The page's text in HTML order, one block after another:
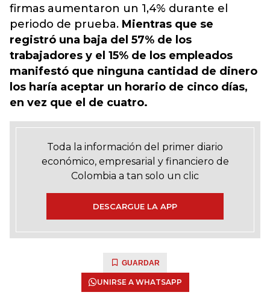
firmas aumentaron un 1,4% durante el
periodo de prueba. Mientras que se
registró una baja del 57% de los
trabajadores y el 15% de los empleados
manifestó que ninguna cantidad de dinero
los haría aceptar un horario de cinco días,
en vez que el de cuatro.
Toda la información del primer diario
económico, empresarial y financiero de
Colombia a tan solo un clic
DESCARGUE LA APP
GUARDAR
UNIRSE A WHATSAPP